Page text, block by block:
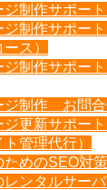
ジ制作サポー
ジ制作サポー
ス）
ジ制作サポー
ジ制作 お問合
ジ更新サポー
管理代行）
めのSEO対
レンタルサー